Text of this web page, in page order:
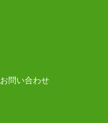
お問い合わせ